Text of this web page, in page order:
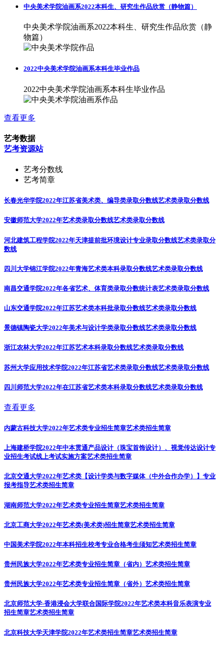
中央美术学院油画系2022本科生、研究生作品欣赏（静物篇）
中央美术学院油画系2022本科生、研究生作品欣赏（静
物篇）
2022中央美术学院油画系本科生毕业作品
2022中央美术学院油画系本科生毕业作品
查看更多
艺考数据
艺考资源站
艺考分数线
艺考简章
长春光华学院2022年江苏省美术类、编导类录取分数线艺术类录取分数线
安徽师范大学2022年艺术类录取分数线艺术类录取分数线
河北建筑工程学院2022年天津提前批环境设计专业录取分数线艺术类录取分
数线
四川大学锦江学院2022年青海艺术类本科录取分数线艺术类录取分数线
南昌交通学院2022年各省艺术、体育类录取分数统计表艺术类录取分数线
山东交通学院2022年江苏艺术类本科批录取分数线艺术类录取分数线
景德镇陶瓷大学2022年美术与设计学类录取分数线艺术类录取分数线
浙江农林大学2022年江苏艺术本科录取分数线艺术类录取分数线
苏州大学应用技术学院2022年江苏省艺术类录取分数线艺术类录取分数线
四川师范大学2022年在江苏省艺术类本科录取分数线艺术类录取分数线
查看更多
内蒙古科技大学2022年艺术类专业招生简章艺术类招生简章
上海建桥学院2022年中本贯通产品设计（珠宝首饰设计）、视觉传达设计专
业招生考试线上考试实施方案艺术类招生简章
北京交通大学2022年艺术类【设计学类与数字媒体（中外合作办学）】专业
报考指导艺术类招生简章
湖南师范大学2022年艺术类专业招生简章艺术类招生简章
北京工商大学2022年艺术类(美术类)招生简章艺术类招生简章
中国美术学院2022年本科招生校考专业合格考生须知艺术类招生简章
贵州民族大学2022年艺术类专业招生简章（省内） 艺术类招生简章
贵州民族大学2022年艺术类专业招生简章（省外） 艺术类招生简章
北京师范大学-香港浸会大学联合国际学院2022年艺术类本科音乐表演专业
招生简章艺术类招生简章
北京科技大学天津学院2022年艺术类招生简章艺术类招生简章